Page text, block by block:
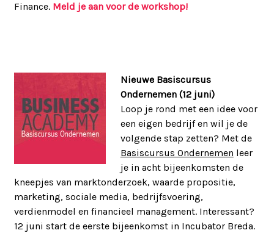
Finance. Meld je aan voor de workshop!
Nieuwe Basiscursus
Ondernemen (12 juni)
Loop je rond met een idee voor
een eigen bedrijf en wil je de
volgende stap zetten? Met de
Basiscursus Ondernemen leer
je in acht bijeenkomsten de
kneepjes van marktonderzoek, waarde propositie,
marketing, sociale media, bedrijfsvoering,
verdienmodel en financieel management. Interessant?
12 juni start de eerste bijeenkomst in Incubator Breda.